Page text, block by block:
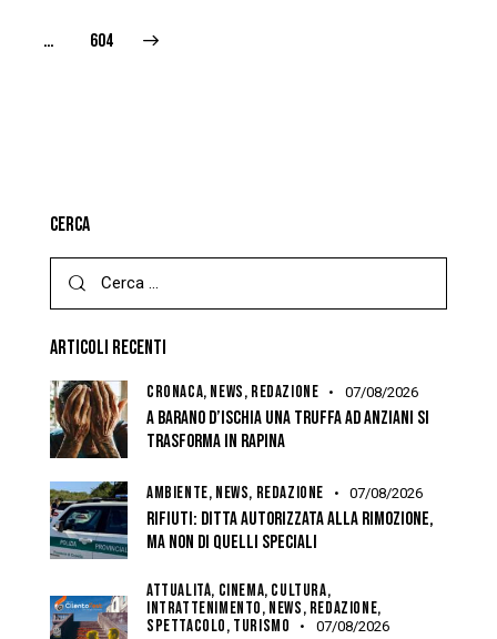
… 604
CERCA
ARTICOLI RECENTI
CRONACA, NEWS, REDAZIONE 07/08/2026
A BARANO D’ISCHIA UNA TRUFFA AD ANZIANI SI
TRASFORMA IN RAPINA
AMBIENTE, NEWS, REDAZIONE 07/08/2026
RIFIUTI: DITTA AUTORIZZATA ALLA RIMOZIONE,
MA NON DI QUELLI SPECIALI
ATTUALITÀ, CINEMA, CULTURA,
INTRATTENIMENTO, NEWS, REDAZIONE,
SPETTACOLO, TURISMO 07/08/2026